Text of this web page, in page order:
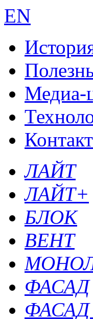
EN
Медиа-
ЛАЙТ
ЛАЙТ+
БЛОК
ВЕНТ
ФАСАД